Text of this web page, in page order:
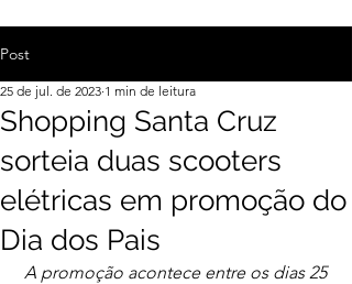
Post
Shopping Santa Cruz
sorteia duas scooters
elétricas em promoção do
Dia dos Pais
25 de jul. de 2023 1 min de leitura